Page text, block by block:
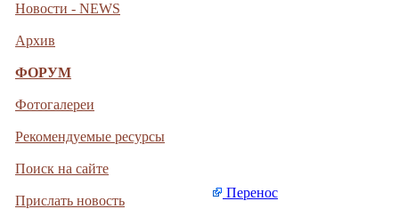
Новости - NEWS
Архив
ФОРУМ
Фотогалереи
Рекомендуемые ресурсы
Поиск на сайте
Прислать новость
Перенос